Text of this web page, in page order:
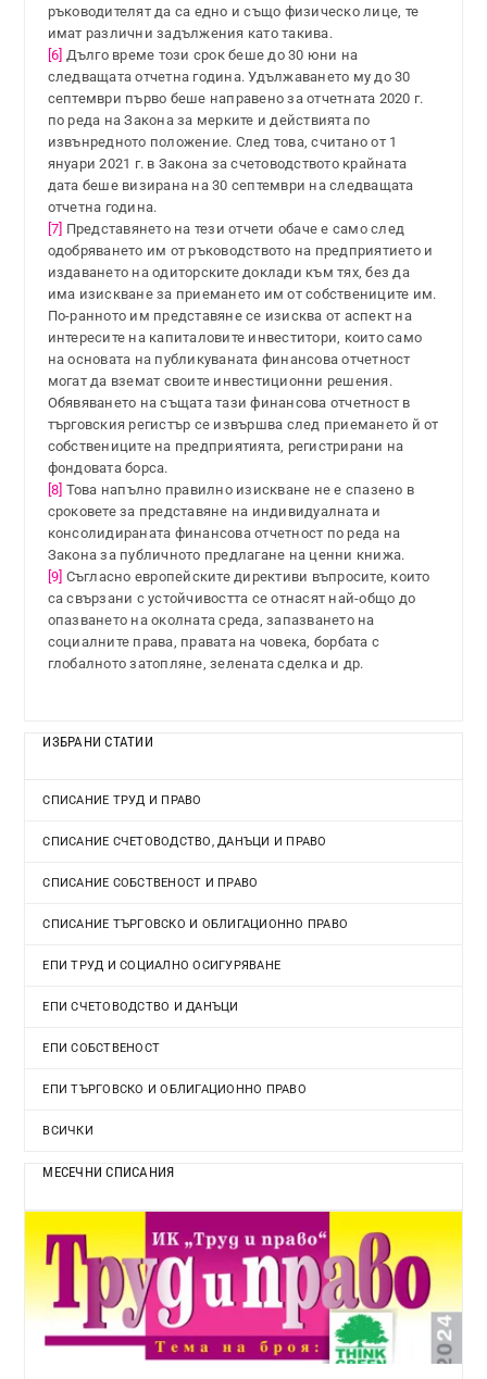
ръководителят да са едно и също физическо лице, те
имат различни задължения като такива.
[6] Дълго време този срок беше до 30 юни на
следващата отчетна година. Удължаването му до 30
септември първо беше направено за отчетната 2020 г.
по реда на Закона за мерките и действията по
извънредното положение. След това, считано от 1
януари 2021 г. в Закона за счетоводството крайната
дата беше визирана на 30 септември на следващата
отчетна година.
[7] Представянето на тези отчети обаче е само след
одобряването им от ръководството на предприятието и
издаването на одиторските доклади към тях, без да
има изискване за приемането им от собствениците им.
По-ранното им представяне се изисква от аспект на
интересите на капиталовите инвеститори, които само
на основата на публикуваната финансова отчетност
могат да вземат своите инвестиционни решения.
Обявяването на същата тази финансова отчетност в
търговския регистър се извършва след приемането й от
собствениците на предприятията, регистрирани на
фондовата борса.
[8] Това напълно правилно изискване не е спазено в
сроковете за представяне на индивидуалната и
консолидираната финансова отчетност по реда на
Закона за публичното предлагане на ценни книжа.
[9] Съгласно европейските директиви въпросите, които
са свързани с устойчивостта се отнасят най-общо до
опазването на околната среда, запазването на
социалните права, правата на човека, борбата с
глобалното затопляне, зелената сделка и др.
ИЗБРАНИ СТАТИИ
СПИСАНИЕ ТРУД И ПРАВО
СПИСАНИЕ СЧЕТОВОДСТВО, ДАНЪЦИ И ПРАВО
СПИСАНИЕ СОБСТВЕНОСТ И ПРАВО
СПИСАНИЕ ТЪРГОВСКО И ОБЛИГАЦИОННО ПРАВО
ЕПИ ТРУД И СОЦИАЛНО ОСИГУРЯВАНЕ
ЕПИ СЧЕТОВОДСТВО И ДАНЪЦИ
ЕПИ СОБСТВЕНОСТ
ЕПИ ТЪРГОВСКО И ОБЛИГАЦИОННО ПРАВО
ВСИЧКИ
МЕСЕЧНИ СПИСАНИЯ